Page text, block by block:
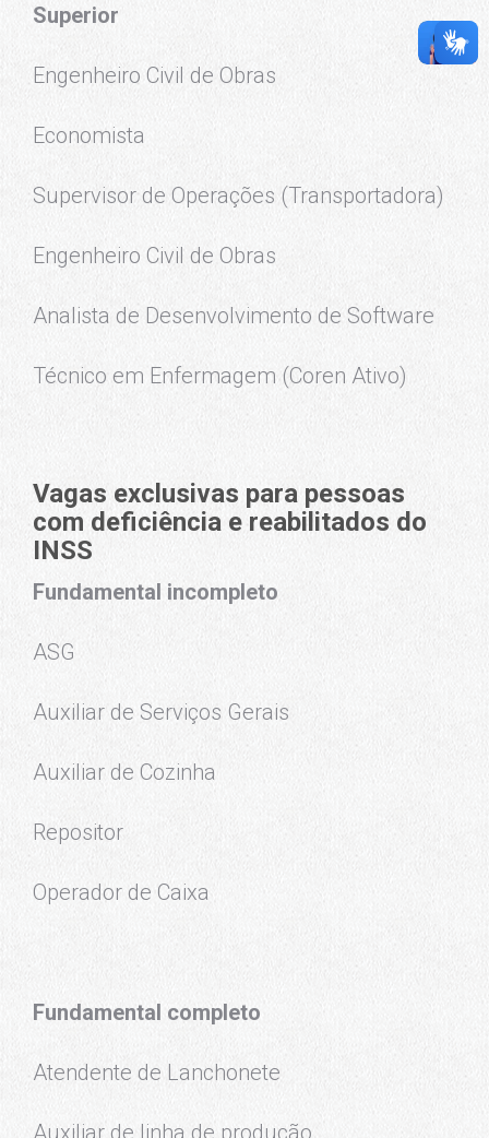
Superior
Engenheiro Civil de Obras
Economista
Supervisor de Operações (Transportadora)
Engenheiro Civil de Obras
Analista de Desenvolvimento de Software
Técnico em Enfermagem (Coren Ativo)
Vagas exclusivas para pessoas
com deficiência e reabilitados do
INSS
Fundamental incompleto
ASG
Auxiliar de Serviços Gerais
Auxiliar de Cozinha
Repositor
Operador de Caixa
Fundamental completo
Atendente de Lanchonete
Auxiliar de linha de produção